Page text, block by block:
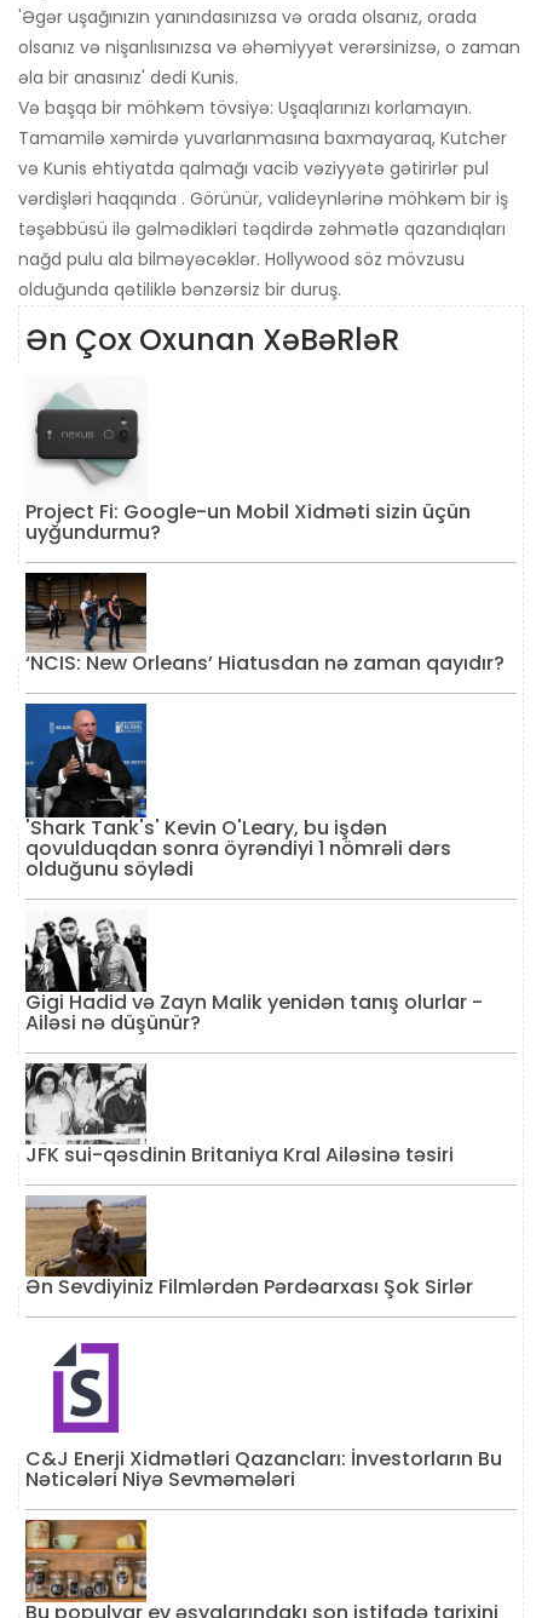
'Əgər uşağınızın yanındasınızsa və orada olsanız, orada
olsanız və nişanlısınızsa və əhəmiyyət verərsinizsə, o zaman
əla bir anasınız' dedi Kunis.
Və başqa bir möhkəm tövsiyə: Uşaqlarınızı korlamayın.
Tamamilə xəmirdə yuvarlanmasına baxmayaraq, Kutcher
və Kunis ehtiyatda qalmağı vacib vəziyyətə gətirirlər pul
vərdişləri haqqında . Görünür, valideynlərinə möhkəm bir iş
təşəbbüsü ilə gəlmədikləri təqdirdə zəhmətlə qazandıqları
nağd pulu ala bilməyəcəklər. Hollywood söz mövzusu
olduğunda qətiliklə bənzərsiz bir duruş.
Ən Çox Oxunan XəBəRləR
Project Fi: Google-un Mobil Xidməti sizin üçün
uyğundurmu?
‘NCIS: New Orleans’ Hiatusdan nə zaman qayıdır?
'Shark Tank's' Kevin O'Leary, bu işdən
qovulduqdan sonra öyrəndiyi 1 nömrəli dərs
olduğunu söylədi
Gigi Hadid və Zayn Malik yenidən tanış olurlar -
Ailəsi nə düşünür?
JFK sui-qəsdinin Britaniya Kral Ailəsinə təsiri
Ən Sevdiyiniz Filmlərdən Pərdəarxası Şok Sirlər
C&J Enerji Xidmətləri Qazancları: İnvestorların Bu
Nəticələri Niyə Sevməmələri